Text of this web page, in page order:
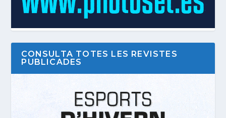
CONSULTA TOTES LES REVISTES
PUBLICADES